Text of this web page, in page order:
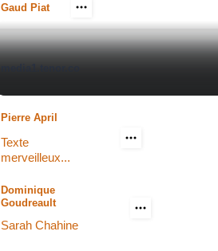
Gaud Piat
Pierre April
Texte
merveilleux...
Dominique
Goudreault
Sarah Chahine